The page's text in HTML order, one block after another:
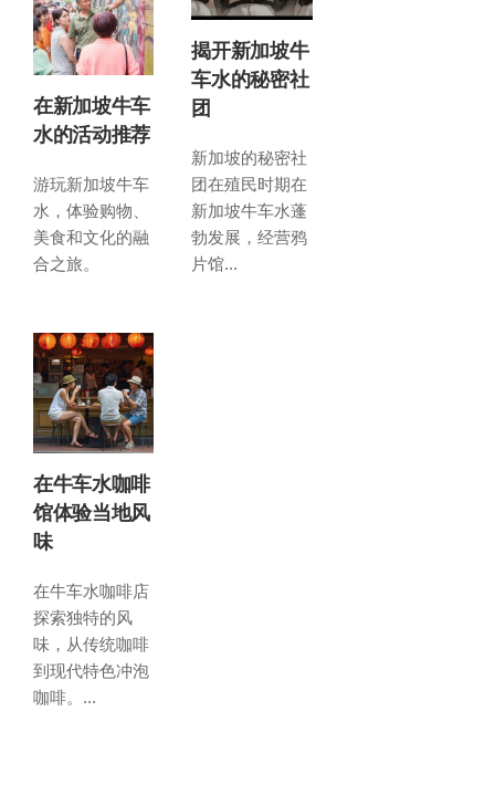
在新加坡牛车
水的活动推荐
游玩新加坡牛车
水，体验购物、
美食和文化的融
合之旅。
揭开新加坡牛
车水的秘密社
团
新加坡的秘密社
团在殖民时期在
新加坡牛车水蓬
勃发展，经营鸦
片馆...
在牛车水咖啡
馆体验当地风
味
在牛车水咖啡店
探索独特的风
味，从传统咖啡
到现代特色冲泡
咖啡。...